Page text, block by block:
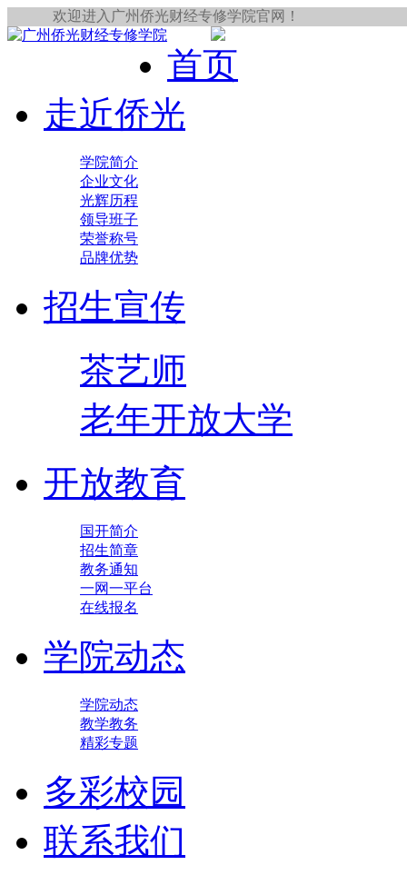
欢迎进入广州侨光财经专修学院官网！
首页
走近侨光
学院简介
企业文化
光辉历程
领导班子
荣誉称号
品牌优势
招生宣传
茶艺师
老年开放大学
开放教育
国开简介
招生简章
教务通知
一网一平台
在线报名
学院动态
学院动态
教学教务
精彩专题
多彩校园
联系我们